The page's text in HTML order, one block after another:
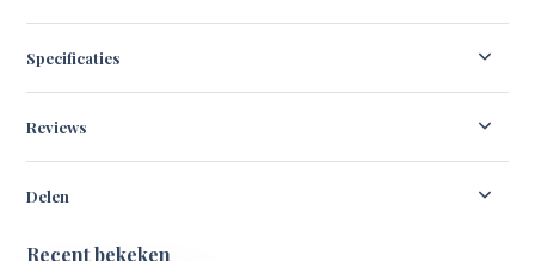
Specificaties
Reviews
Delen
Recent bekeken